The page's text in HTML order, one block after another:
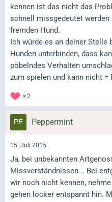
kennen ist das nicht das
schnell missgedeutet
fremden Hund.
Ich würde es an deiner Stelle
Hunden unterbinden, dass
pöbelndes Verhalten
zum spielen und kann nicht =
2
Peppermint
15. Juli 2015
Ja, bei unbekannten
Missverständnissen... Bei
wir noch nicht kennen,
gehen locker entspannt hin.